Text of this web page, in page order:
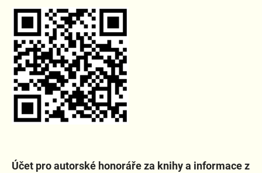
Účet pro autorské honoráře za knihy a informace z